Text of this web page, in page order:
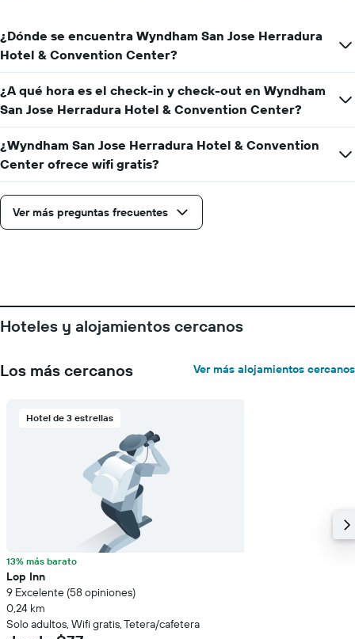
¿Dónde se encuentra Wyndham San Jose Herradura
Hotel & Convention Center?
¿A qué hora es el check-in y check-out en Wyndham
San Jose Herradura Hotel & Convention Center?
¿Wyndham San Jose Herradura Hotel & Convention
Center ofrece wifi gratis?
Ver más preguntas frecuentes
Hoteles y alojamientos cercanos
Los más cercanos Ver más alojamientos cercanos
Hotel de 3 estrellas
13% más barato
Lop Inn
9 Excelente (58 opiniones)
0,24 km
Solo adultos, Wifi gratis, Tetera/cafetera